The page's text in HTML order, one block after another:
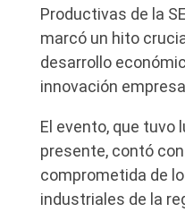
Productivas de la
marcó un hito
desarrollo
innovación
El evento, que tuvo
presente, contó
comprometida de
industriales de la